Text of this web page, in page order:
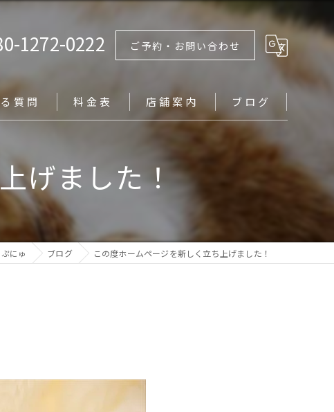
1272-0222 ご予約・お問い合わせ
質問 料金表 店舗案内 ブログ
げました！
にゅ ブログ この度ホームページを新しく立ち上げました！